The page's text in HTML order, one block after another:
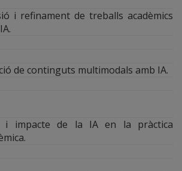
i refinament de treballs acadèmics
de continguts multimodals amb IA.
i impacte de la IA en la pràctica